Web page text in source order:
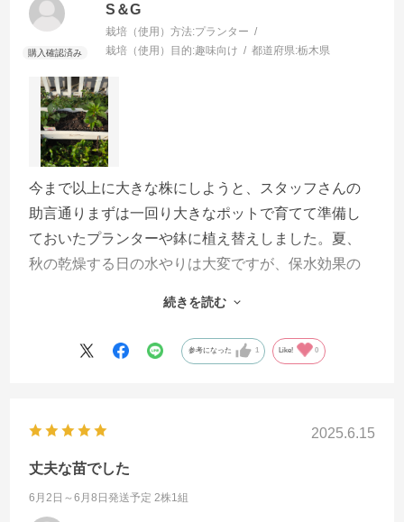
S＆G
栽培（使用）方法:プランター
栽培（使用）目的:趣味向け 都道府県:栃木県
今まで以上に大きな株にしようと、スタッフさんの
助言通りまずは一回り大きなポットで育てて準備し
ておいたプランターや鉢に植え替えしました。夏、
秋の乾燥する日の水やりは大変ですが、保水効果の
させます。植え込みが通り沿いなので道往く人に和
んでもらえるようにうまくいくといいのです。
続きを読む
参考になった 1 Like! 0
2025.6.15
丈夫な苗でした
6月2日～6月8日発送予定 2株1組